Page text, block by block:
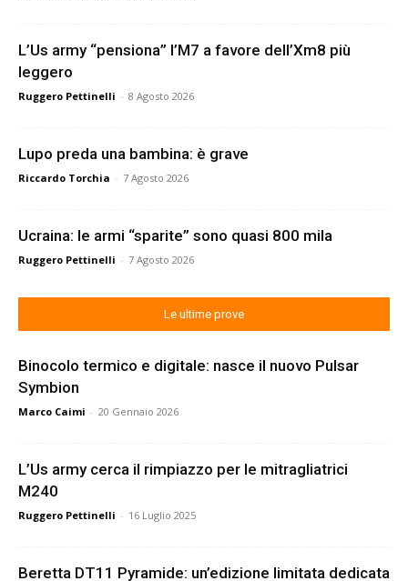
L’Us army “pensiona” l’M7 a favore dell’Xm8 più
leggero
Ruggero Pettinelli - 8 Agosto 2026
Lupo preda una bambina: è grave
Riccardo Torchia - 7 Agosto 2026
Ucraina: le armi “sparite” sono quasi 800 mila
Ruggero Pettinelli - 7 Agosto 2026
Le ultime prove
Binocolo termico e digitale: nasce il nuovo Pulsar
Symbion
Marco Caimi - 20 Gennaio 2026
L’Us army cerca il rimpiazzo per le mitragliatrici
M240
Ruggero Pettinelli - 16 Luglio 2025
Beretta DT11 Pyramide: un’edizione limitata dedicata